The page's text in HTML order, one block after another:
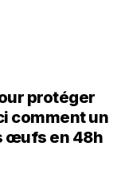
protéger
comment un
œufs en 48h